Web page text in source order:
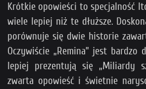
Krótkie opowieści to specjalność
wiele lepiej niż te dłuższe.
porównuje się dwie historie
Oczywiście „Remina” jest bardzo
lepiej prezentują się „Miliardy
zwarta opowieść i świetnie